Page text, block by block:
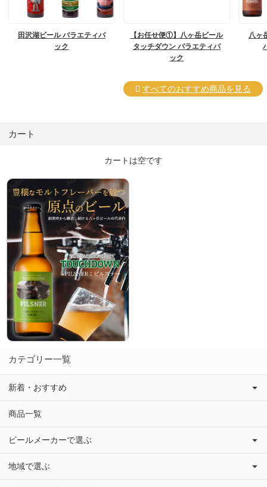
田沢湖ビール バラエティパ
ック
【お任せ便①】八ヶ岳ビール
タッチダウン バラエティパ
ック
八ヶ
すべてのおすすめ商品を見る
カート
カートは空です
カテゴリー一覧
新着・おすすめ
商品一覧
ビールメーカーで選ぶ
地域で選ぶ